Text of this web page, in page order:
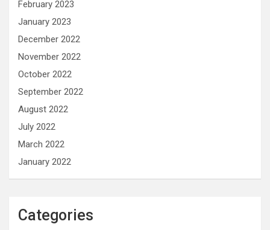
February 2023
January 2023
December 2022
November 2022
October 2022
September 2022
August 2022
July 2022
March 2022
January 2022
Categories